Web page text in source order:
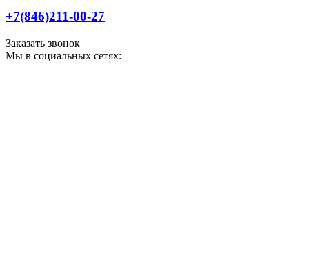
+7(846)211-00-27
Заказать звонок
Мы в социальных сетях: